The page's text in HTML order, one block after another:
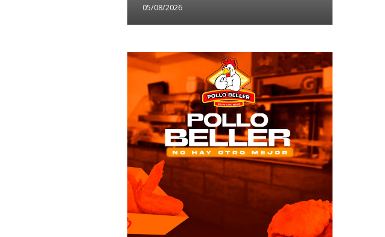
05/08/2026